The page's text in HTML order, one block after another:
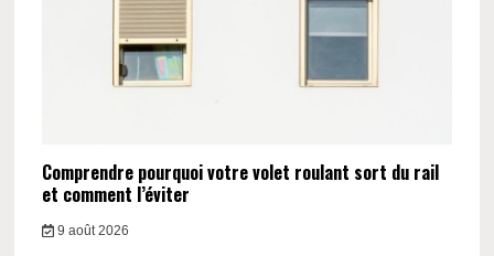
Comprendre pourquoi votre volet roulant sort du rail
et comment l’éviter
9 août 2026